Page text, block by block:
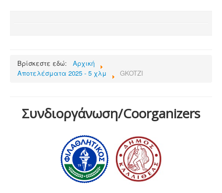
Βρίσκεστε εδώ:
Αρχική
Αποτελέσματα 2025 - 5 χλμ
GKOTZI
Συνδιοργάνωση/Coorganizers